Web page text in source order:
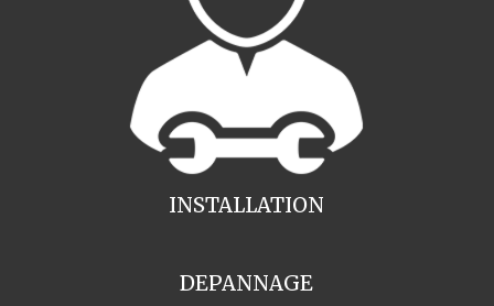
INSTALLATION
DEPANNAGE